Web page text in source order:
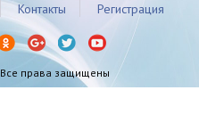
Контакты Регистрация
Все права защищены